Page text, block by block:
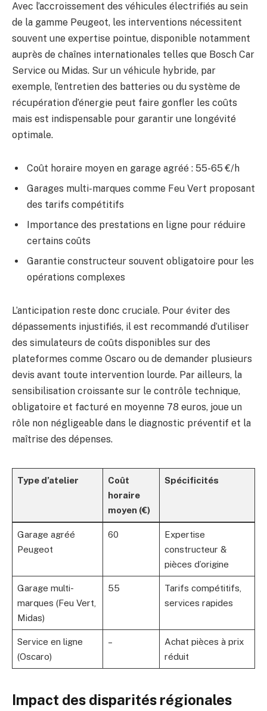
Avec l’accroissement des véhicules électrifiés au sein
de la gamme Peugeot, les interventions nécessitent
souvent une expertise pointue, disponible notamment
auprès de chaînes internationales telles que Bosch Car
Service ou Midas. Sur un véhicule hybride, par
exemple, l’entretien des batteries ou du système de
récupération d’énergie peut faire gonfler les coûts
mais est indispensable pour garantir une longévité
optimale.
Coût horaire moyen en garage agréé : 55-65 €/h
Garages multi-marques comme Feu Vert proposant
des tarifs compétitifs
Importance des prestations en ligne pour réduire
certains coûts
Garantie constructeur souvent obligatoire pour les
opérations complexes
L’anticipation reste donc cruciale. Pour éviter des
dépassements injustifiés, il est recommandé d’utiliser
des simulateurs de coûts disponibles sur des
plateformes comme Oscaro ou de demander plusieurs
devis avant toute intervention lourde. Par ailleurs, la
sensibilisation croissante sur le contrôle technique,
obligatoire et facturé en moyenne 78 euros, joue un
rôle non négligeable dans le diagnostic préventif et la
maîtrise des dépenses.
Type d’atelier
Coût
horaire
moyen (€)
Spécificités
Garage agréé
Peugeot
60
Expertise
constructeur &
pièces d’origine
Garage multi-
marques (Feu Vert,
Midas)
55
Tarifs compétitifs,
services rapides
Service en ligne
(Oscaro)
–
Achat pièces à prix
réduit
Impact des disparités régionales